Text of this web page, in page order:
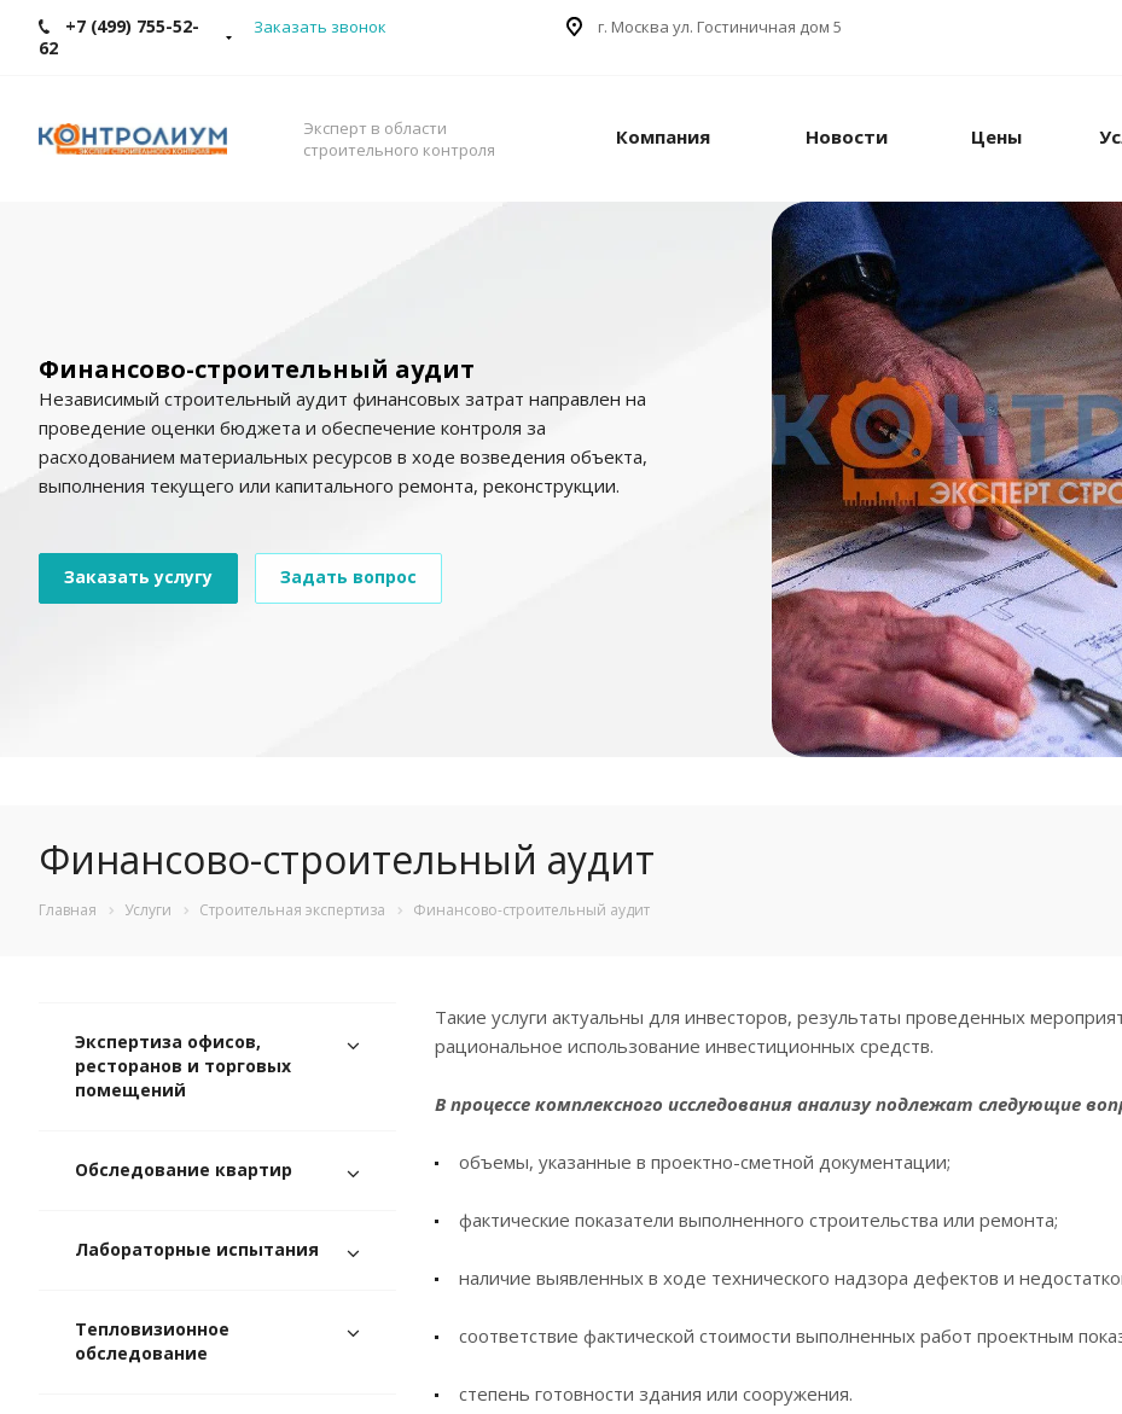
+7 (499) 755-52-
62
Заказать звонок г. Москва ул. Гостиничная дом 5
Эксперт в области
строительного контроля
Компания Новости Цены
Финансово-строительный аудит
Независимый строительный аудит финансовых затрат направлен на
проведение оценки бюджета и обеспечение контроля за
расходованием материальных ресурсов в ходе возведения объекта,
выполнения текущего или капитального ремонта, реконструкции.
Заказать услугу Задать вопрос
Финансово-строительный аудит
Главная Услуги Строительная экспертиза Финансово-строительный аудит
Экспертиза офисов,
ресторанов и торговых
помещений
Обследование квартир
Лабораторные испытания
Тепловизионное
обследование
Такие услуги актуальны для инвесторов, результаты проведенных
рациональное использование инвестиционных средств.
В процессе комплексного исследования анализу подлежат следующие
объемы, указанные в проектно-сметной документации;
фактические показатели выполненного строительства или ремонта;
наличие выявленных в ходе технического надзора дефектов и
соответствие фактической стоимости выполненных работ проектным
степень готовности здания или сооружения.